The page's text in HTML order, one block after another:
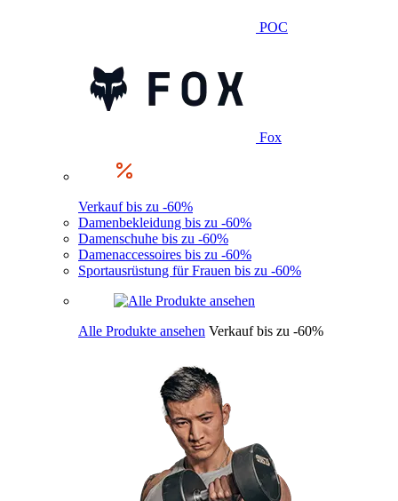
POC
Fox
Verkauf bis zu -60%
Damenbekleidung bis zu -60%
Damenschuhe bis zu -60%
Damenaccessoires bis zu -60%
Sportausrüstung für Frauen bis zu -60%
Alle Produkte ansehen Verkauf bis zu -60%